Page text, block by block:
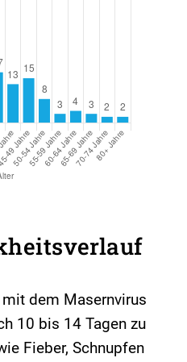
dem Masernvirus
10 bis 14 Tagen zu
Fieber, Schnupfen